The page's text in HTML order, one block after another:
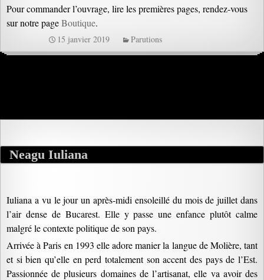
Pour commander l’ouvrage, lire les premières pages, rendez-vous
sur notre pageBoutique.
15 janvier 2019 Parutions
Neagu Iuliana
Iuliana a vu le jour un après-midi ensoleillé du mois de juillet dans
l’air dense de Bucarest. Elle y passe une enfance plutôt calme
malgré le contexte politique de son pays.
Arrivée à Paris en 1993 elle adore manier la langue de Molière, tant
et si bien qu’elle en perd totalement son accent des pays de l’Est.
Passionnée de plusieurs domaines de l’artisanat, elle va avoir des